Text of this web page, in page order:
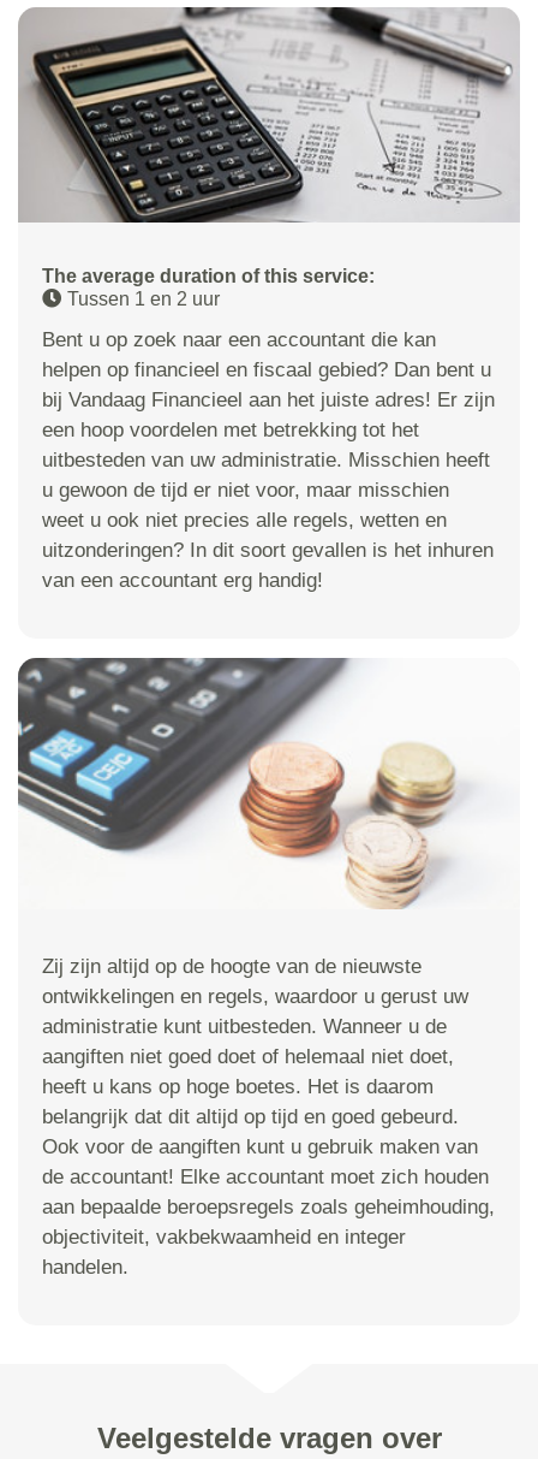
The average duration of this service:
Tussen 1 en 2 uur
Bent u op zoek naar een accountant die kan
helpen op financieel en fiscaal gebied? Dan bent u
bij Vandaag Financieel aan het juiste adres! Er zijn
een hoop voordelen met betrekking tot het
uitbesteden van uw administratie. Misschien heeft
u gewoon de tijd er niet voor, maar misschien
weet u ook niet precies alle regels, wetten en
uitzonderingen? In dit soort gevallen is het inhuren
van een accountant erg handig!
Zij zijn altijd op de hoogte van de nieuwste
ontwikkelingen en regels, waardoor u gerust uw
administratie kunt uitbesteden. Wanneer u de
aangiften niet goed doet of helemaal niet doet,
heeft u kans op hoge boetes. Het is daarom
belangrijk dat dit altijd op tijd en goed gebeurd.
Ook voor de aangiften kunt u gebruik maken van
de accountant! Elke accountant moet zich houden
aan bepaalde beroepsregels zoals geheimhouding,
objectiviteit, vakbekwaamheid en integer
handelen.
Veelgestelde vragen over